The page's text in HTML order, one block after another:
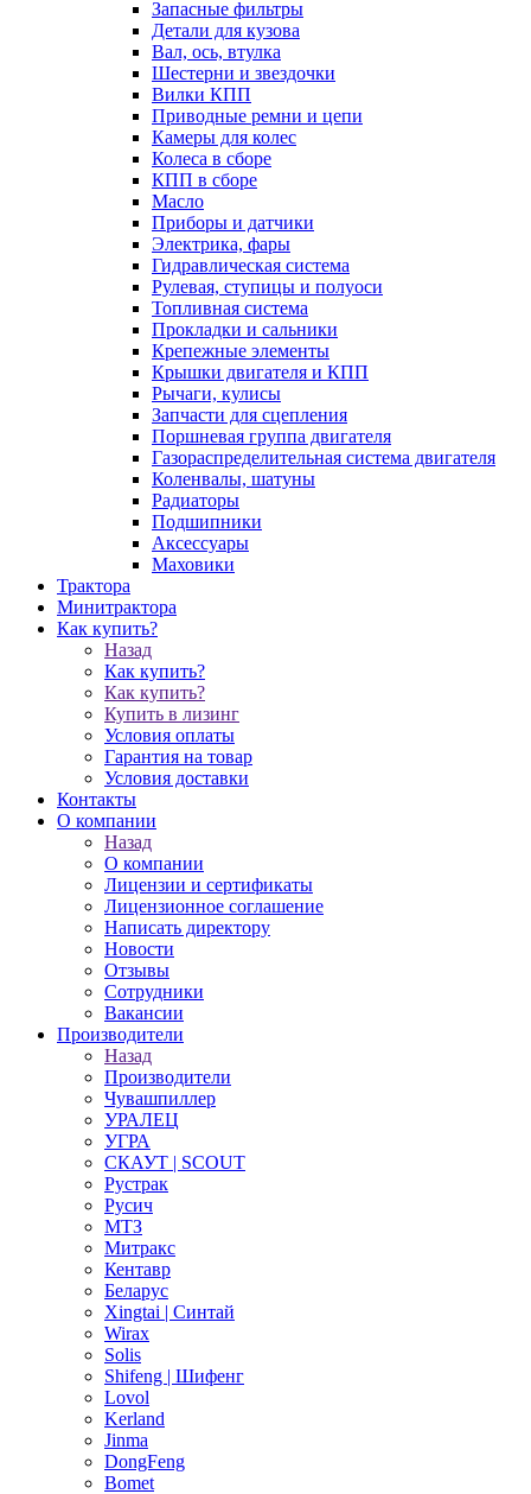
Запасные фильтры
Детали для кузова
Вал, ось, втулка
Шестерни и звездочки
Вилки КПП
Приводные ремни и цепи
Камеры для колес
Колеса в сборе
КПП в сборе
Масло
Приборы и датчики
Электрика, фары
Гидравлическая система
Рулевая, ступицы и полуоси
Топливная система
Прокладки и сальники
Крепежные элементы
Крышки двигателя и КПП
Рычаги, кулисы
Запчасти для сцепления
Поршневая группа двигателя
Газораспределительная система двигателя
Коленвалы, шатуны
Радиаторы
Подшипники
Аксессуары
Маховики
Трактора
Минитрактора
Как купить?
Назад
Как купить?
Как купить?
Купить в лизинг
Условия оплаты
Гарантия на товар
Условия доставки
Контакты
О компании
Назад
О компании
Лицензии и сертификаты
Лицензионное соглашение
Написать директору
Новости
Отзывы
Сотрудники
Вакансии
Производители
Назад
Производители
Чувашпиллер
УРАЛЕЦ
УГРА
СКАУТ | SCOUT
Рустрак
Русич
МТЗ
Митракс
Кентавр
Беларус
Xingtai | Синтай
Wirax
Solis
Shifeng | Шифенг
Lovol
Kerland
Jinma
DongFeng
Bomet